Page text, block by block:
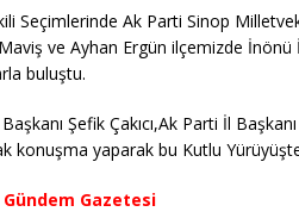
Seçimlerinde Ak Parti Sinop
ve Ayhan Ergün ilçemizde
buluştu.
Şefik Çakıcı,Ak Parti İl
konuşma yaparak bu Kutlu
Gazetesi